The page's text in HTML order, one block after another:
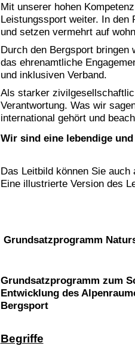
Mit unserer hohen
Leistungssport weiter. In den
und setzen vermehrt auf
Durch den Bergsport
das ehrenamtliche
und inklusiven Verband.
Als starker
Verantwortung. Was wir
international gehört und
Wir sind eine lebendige
Das Leitbild können Sie
Eine illustrierte Version des
Grundsatzprogramm
Grundsatzprogramm zum
Entwicklung des
Bergsport
Begriffe